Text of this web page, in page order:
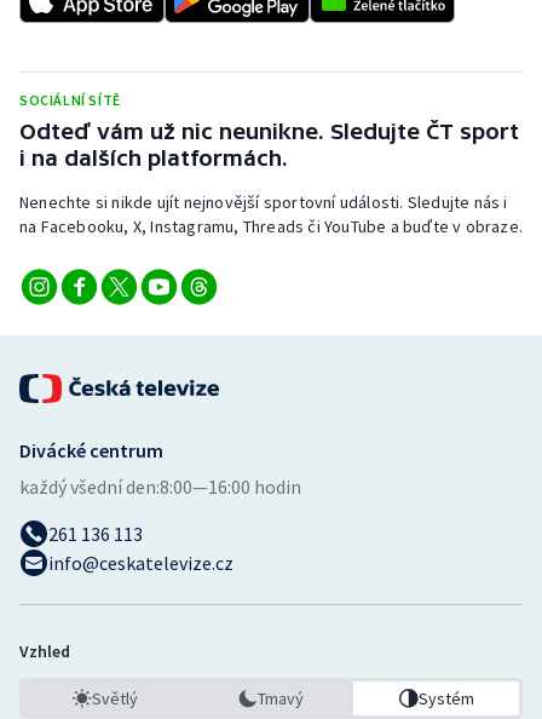
SOCIÁLNÍ SÍTĚ
Odteď vám už nic neunikne. Sledujte ČT sport
i na dalších platformách.
Nenechte si nikde ujít nejnovější sportovní události. Sledujte nás i
na Facebooku, X, Instagramu, Threads či YouTube a buďte v obraze.
Divácké centrum
každý všední den:8:00—16:00 hodin
261 136 113
info@ceskatelevize.cz
Vzhled
Světlý Tmavý Systém